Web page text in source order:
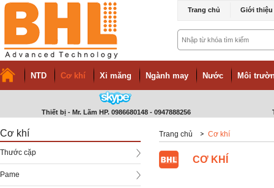
Trang chủ Giới thiệu
NTD Cơ khí Xi măng Ngành may Nước Môi
Thiết bị - Mr. Lãm HP. 0986680148 - 0947888256
Cơ khí
Thước cặp
Pame
Trang chủ Cơ khí
CƠ KHÍ